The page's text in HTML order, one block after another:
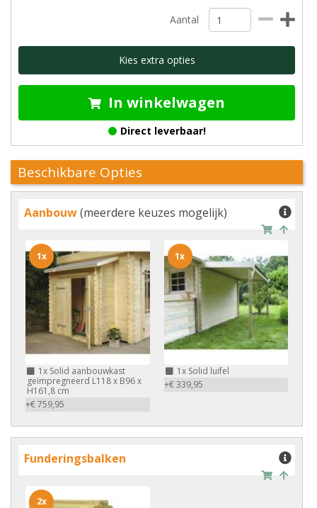
Aantal
Kies extra opties
In winkelwagen
Direct leverbaar!
Beschikbare Opties
Aanbouw(meerdere keuzes mogelijk)
1x Solid aanbouwkast
geïmpregneerd L118 x B96 x
H161,8 cm
+€ 759,95
1x
1xSolid luifel
+€ 339,95
1x
Funderingsbalken
2x